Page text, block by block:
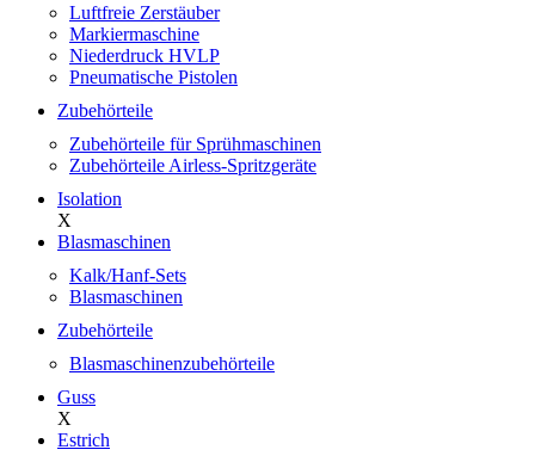
Luftfreie Zerstäuber
Markiermaschine
Niederdruck HVLP
Pneumatische Pistolen
Zubehörteile
Zubehörteile für Sprühmaschinen
Zubehörteile Airless-Spritzgeräte
Isolation
X
Blasmaschinen
Kalk/Hanf-Sets
Blasmaschinen
Zubehörteile
Blasmaschinenzubehörteile
Guss
X
Estrich